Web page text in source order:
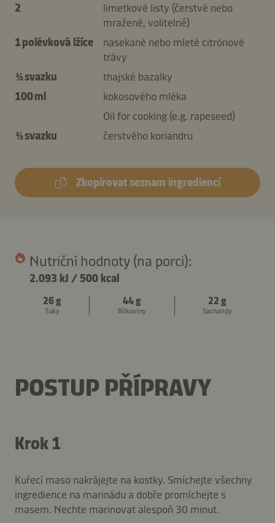
2
limetkové listy (čerstvé nebo
mražené, volitelně)
1 polévková lžíce
nasekané nebo mleté citrónové
trávy
½ svazku
thajské bazalky
100 ml
kokosového mléka
Oil for cooking (e.g. rapeseed)
½ svazku
čerstvého koriandru
Zkopírovat seznam ingrediencí
Nutriční hodnoty (na porci):
2.093 kJ / 500 kcal
26 g
Tuky
44 g
Bílkoviny
22 g
Sacharidy
POSTUP PŘÍPRAVY
Krok 1
Kuřecí maso nakrájejte na kostky. Smíchejte všechny
ingredience na marinádu a dobře promíchejte s
masem. Nechte marinovat alespoň 30 minut.